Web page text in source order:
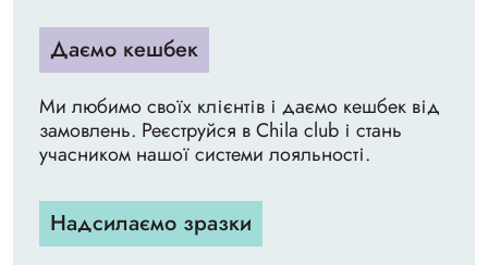
Даємо кешбек
Ми любимо своїх клієнтів і даємо кешбек від
замовлень. Реєструйся в Chila club і стань
учасником нашої системи лояльності.
Надсилаємо зразки